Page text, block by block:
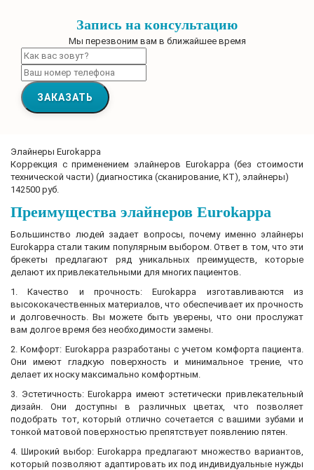
Запись на консультацию
Мы перезвоним вам в ближайшее время
ЗАКАЗАТЬ
Элайнеры Eurokappa
Коррекция с применением элайнеров Eurokappa (без стоимости
технической части) (диагностика (сканирование, КТ), элайнеры)
142500 руб.
Преимущества элайнеров Eurokappa
Большинство людей задает вопросы, почему именно элайнеры
Eurokappa стали таким популярным выбором. Ответ в том, что эти
брекеты предлагают ряд уникальных преимуществ, которые
делают их привлекательными для многих пациентов.
1. Качество и прочность: Eurokappa изготавливаются из
высококачественных материалов, что обеспечивает их прочность
и долговечность. Вы можете быть уверены, что они прослужат
вам долгое время без необходимости замены.
2. Комфорт: Eurokappa разработаны с учетом комфорта пациента.
Они имеют гладкую поверхность и минимальное трение, что
делает их носку максимально комфортным.
3. Эстетичность: Eurokappa имеют эстетически привлекательный
дизайн. Они доступны в различных цветах, что позволяет
подобрать тот, который отлично сочетается с вашими зубами и
тонкой матовой поверхностью препятствует появлению пятен.
4. Широкий выбор: Eurokappa предлагают множество вариантов,
который позволяют адаптировать их под индивидуальные нужды